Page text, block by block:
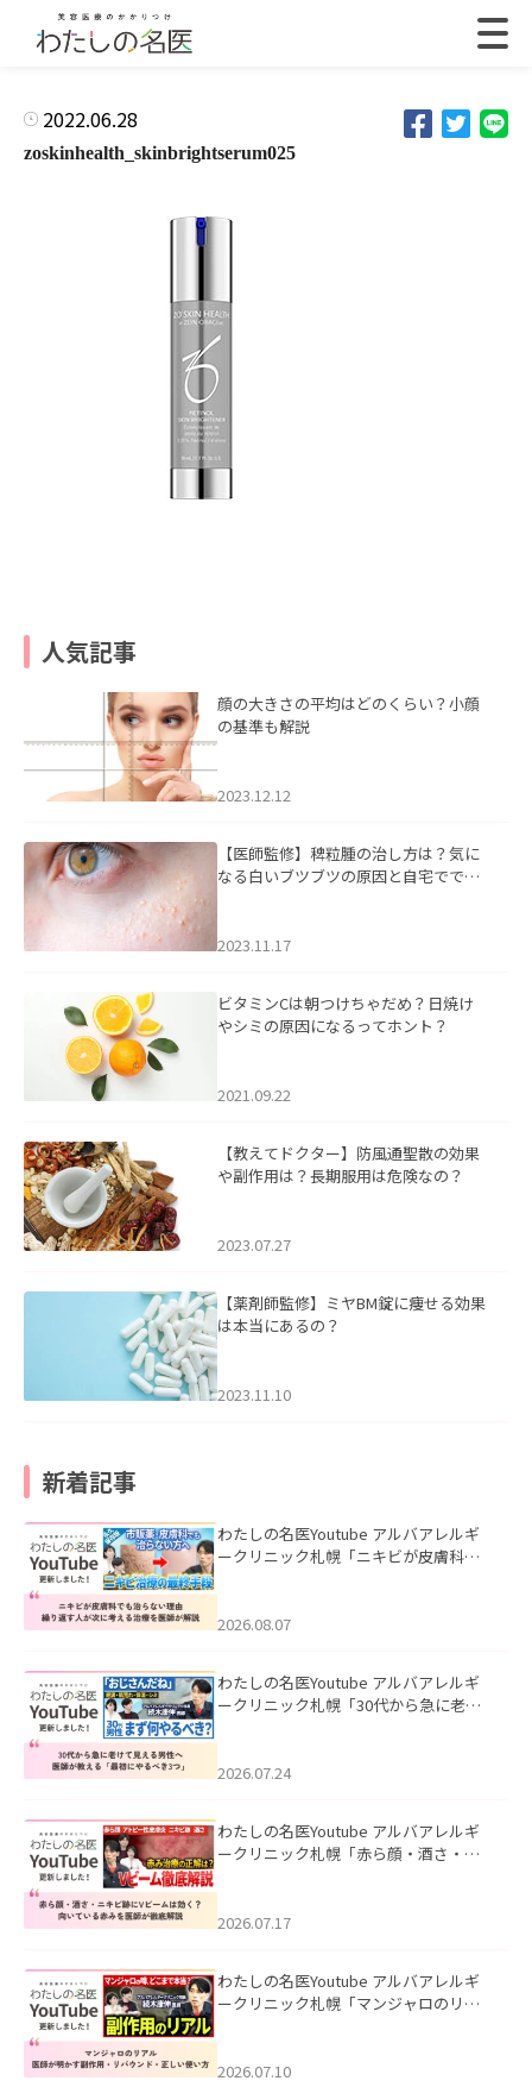
2022.06.28
zoskinhealth_skinbrightserum025
人気記事
顔の大きさの平均はどのくらい？小顔
の基準も解説
2023.12.12
【医師監修】稗粒腫の治し方は？気に
なる白いブツブツの原因と自宅ででき
2023.11.17
ビタミンCは朝つけちゃだめ？日焼け
やシミの原因になるってホント？
2021.09.22
【教えてドクター】防風通聖散の効果
や副作用は？長期服用は危険なの？
2023.07.27
【薬剤師監修】ミヤBM錠に痩せる効果
は本当にあるの？
2023.11.10
新着記事
わたしの名医Youtube アルバアレルギ
ークリニック札幌「ニキビが皮膚科で
ました。
2026.08.07
わたしの名医Youtube アルバアレルギ
ークリニック札幌「30代から急に老け
た。
2026.07.24
わたしの名医Youtube アルバアレルギ
ークリニック札幌「赤ら顔・酒さ・ニ
した。
2026.07.17
わたしの名医Youtube アルバアレルギ
ークリニック札幌「マンジャロのリア
た。
2026.07.10